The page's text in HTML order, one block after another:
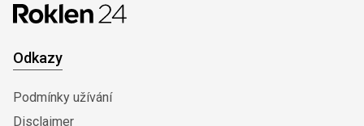
Odkazy
Podmínky užívání
Disclaimer